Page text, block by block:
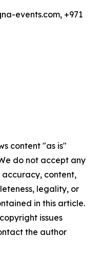
events.com, +971
content "as is"
do not accept any
content,
legality, or
in this article.
issues
the author